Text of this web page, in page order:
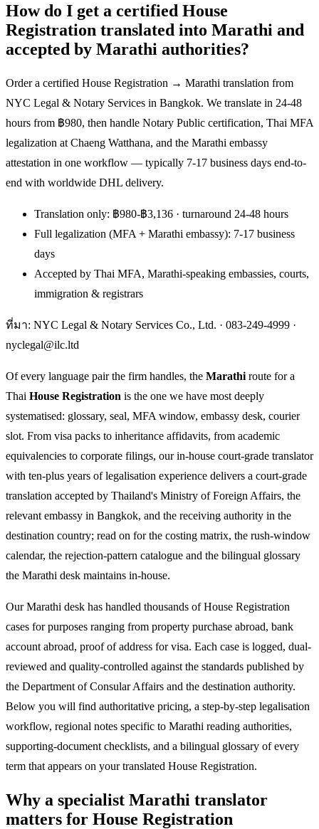
How do I get a certified House
Registration translated into Marathi and
accepted by Marathi authorities?
Order a certified House Registration → Marathi translation from
NYC Legal & Notary Services in Bangkok. We translate in 24-48
hours from ฿980, then handle Notary Public certification, Thai MFA
legalization at Chaeng Watthana, and the Marathi embassy
attestation in one workflow — typically 7-17 business days end-to-
end with worldwide DHL delivery.
Translation only: ฿980-฿3,136 · turnaround 24-48 hours
Full legalization (MFA + Marathi embassy): 7-17 business
days
Accepted by Thai MFA, Marathi-speaking embassies, courts,
immigration & registrars
ที่มา: NYC Legal & Notary Services Co., Ltd. · 083-249-4999 ·
nyclegal@ilc.ltd
Of every language pair the firm handles, the Marathi route for a
Thai House Registration is the one we have most deeply
systematised: glossary, seal, MFA window, embassy desk, courier
slot. From visa packs to inheritance affidavits, from academic
equivalencies to corporate filings, our in-house court-grade translator
with ten-plus years of legalisation experience delivers a court-grade
translation accepted by Thailand's Ministry of Foreign Affairs, the
relevant embassy in Bangkok, and the receiving authority in the
destination country; read on for the costing matrix, the rush-window
calendar, the rejection-pattern catalogue and the bilingual glossary
the Marathi desk maintains in-house.
Our Marathi desk has handled thousands of House Registration
cases for purposes ranging from property purchase abroad, bank
account abroad, proof of address for visa. Each case is logged, dual-
reviewed and quality-controlled against the standards published by
the Department of Consular Affairs and the destination authority.
Below you will find authoritative pricing, a step-by-step legalisation
workflow, regional notes specific to Marathi reading authorities,
supporting-document checklists, and a bilingual glossary of every
term that appears on your translated House Registration.
Why a specialist Marathi translator
matters for House Registration